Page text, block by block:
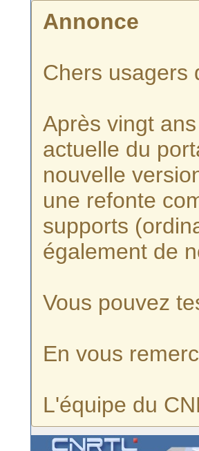
Annonce
Chers usagers
Après vingt
actuelle du
nouvelle
une refonte
supports
également de
Vous pouvez
En vous
L'équipe du